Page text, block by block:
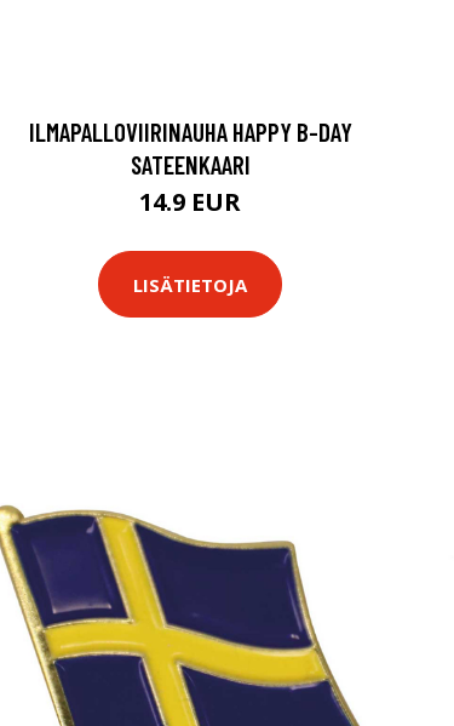
ILMAPALLOVIIRINAUHA HAPPY B-DAY
SATEENKAARI
14.9 EUR
LISÄTIETOJA